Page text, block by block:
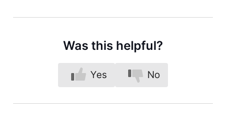
Was this helpful?
Yes No